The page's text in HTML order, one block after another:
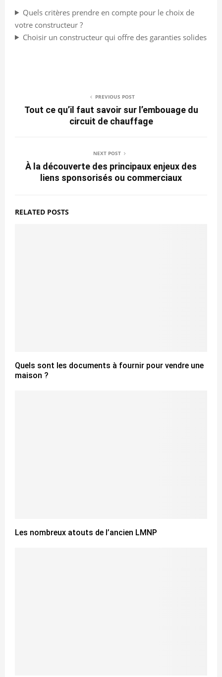
Quels critères prendre en compte pour le choix de
votre constructeur ?
Choisir un constructeur qui offre des garanties solides
PREVIOUS POST
Tout ce qu’il faut savoir sur l’embouage du
circuit de chauffage
NEXT POST
À la découverte des principaux enjeux des
liens sponsorisés ou commerciaux
RELATED POSTS
Quels sont les documents à fournir pour vendre une
maison ?
Les nombreux atouts de l’ancien LMNP